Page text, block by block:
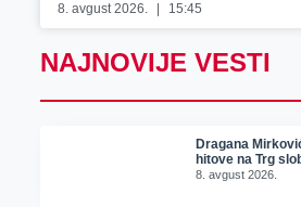
8. avgust 2026. 15:45
NAJNOVIJE VESTI
Dragana
hitove na Trg
8. avgust 2026.